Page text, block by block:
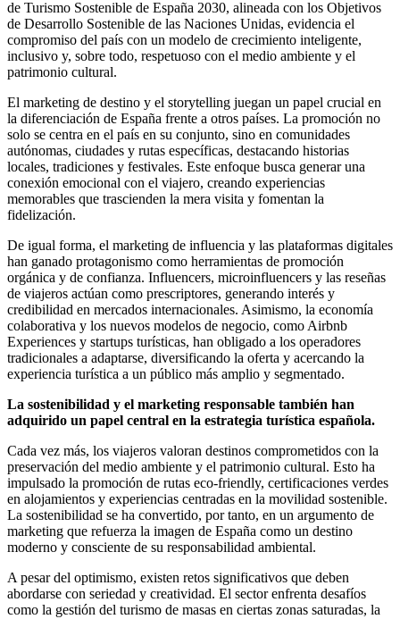
de Turismo Sostenible de España 2030, alineada con los Objetivos
de Desarrollo Sostenible de las Naciones Unidas, evidencia el
compromiso del país con un modelo de crecimiento inteligente,
inclusivo y, sobre todo, respetuoso con el medio ambiente y el
patrimonio cultural.
El marketing de destino y el storytelling juegan un papel crucial en
la diferenciación de España frente a otros países. La promoción no
solo se centra en el país en su conjunto, sino en comunidades
autónomas, ciudades y rutas específicas, destacando historias
locales, tradiciones y festivales. Este enfoque busca generar una
conexión emocional con el viajero, creando experiencias
memorables que trascienden la mera visita y fomentan la
fidelización.
De igual forma, el marketing de influencia y las plataformas digitales
han ganado protagonismo como herramientas de promoción
orgánica y de confianza. Influencers, microinfluencers y las reseñas
de viajeros actúan como prescriptores, generando interés y
credibilidad en mercados internacionales. Asimismo, la economía
colaborativa y los nuevos modelos de negocio, como Airbnb
Experiences y startups turísticas, han obligado a los operadores
tradicionales a adaptarse, diversificando la oferta y acercando la
experiencia turística a un público más amplio y segmentado.
La sostenibilidad y el marketing responsable también han
adquirido un papel central en la estrategia turística española.
Cada vez más, los viajeros valoran destinos comprometidos con la
preservación del medio ambiente y el patrimonio cultural. Esto ha
impulsado la promoción de rutas eco-friendly, certificaciones verdes
en alojamientos y experiencias centradas en la movilidad sostenible.
La sostenibilidad se ha convertido, por tanto, en un argumento de
marketing que refuerza la imagen de España como un destino
moderno y consciente de su responsabilidad ambiental.
A pesar del optimismo, existen retos significativos que deben
abordarse con seriedad y creatividad. El sector enfrenta desafíos
como la gestión del turismo de masas en ciertas zonas saturadas, la